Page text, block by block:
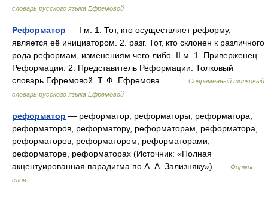
словарь русского языка Ефремовой
Реформатор — I м. 1. Тот, кто осуществляет реформу,
является её инициатором. 2. разг. Тот, кто склонен к различного
рода реформам, изменениям чего либо. II м. 1. Приверженец
Реформации. 2. Представитель Реформации. Толковый
словарь Ефремовой. Т. Ф. Ефремова.… …
Современный толковый
словарь русского языка Ефремовой
реформатор — реформатор, реформаторы, реформатора,
реформаторов, реформатору, реформаторам, реформатора,
реформаторов, реформатором, реформаторами,
реформаторе, реформаторах (Источник: «Полная
акцентуированная парадигма по А. А. Зализняку») …
Формы
слов